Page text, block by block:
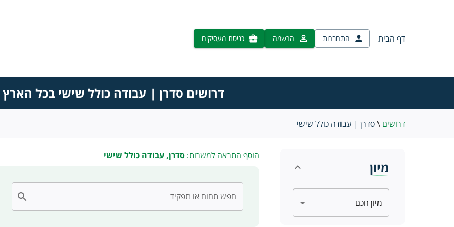
דף הבית התחברות הרשמה כניסת מעסיקים
דרושים סדרן | עבודה כולל שישי בכל הארץ
דרושים \סדרן | עבודה כולל שישי
מיון
הוסף התראה למשרות: סדרן, עבודה כולל שישי
חפש תחום או תפקיד